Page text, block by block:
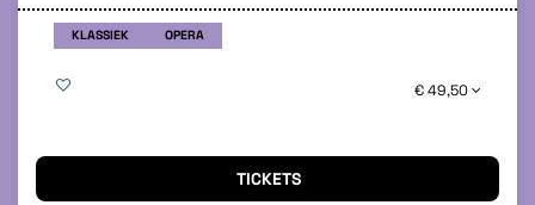
KLASSIEK OPERA
€ 49,50
TICKETS